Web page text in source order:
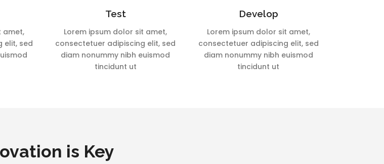
amet,
elit, sed
Test
Lorem ipsum dolor sit amet,
consectetuer adipiscing elit, sed
diam nonummy nibh euismod
tincidunt ut
Develop
Lorem ipsum dolor sit amet,
consectetuer adipiscing elit, sed
diam nonummy nibh euismod
tincidunt ut
is Key